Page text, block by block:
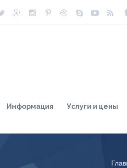
Информация Услуги и цены